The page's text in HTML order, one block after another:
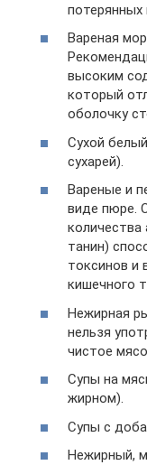
потерянных
Вареная
высоким
который
оболочку
Сухой
сухарей).
Вареные и
виде пюре.
количества
танин)
токсинов и
кишечного
Нежирная
нельзя
чистое мясо.
Супы на
жирном).
Супы с
Нежирный,